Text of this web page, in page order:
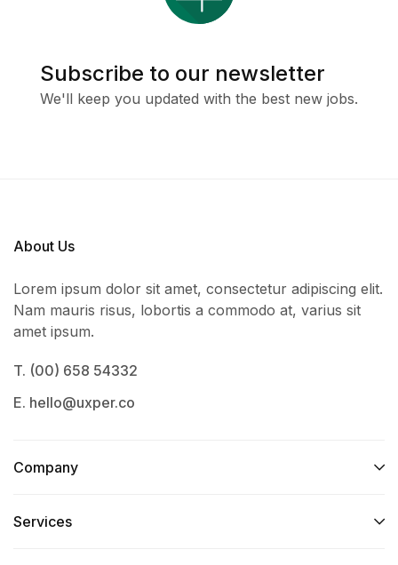
Subscribe to our newsletter
We'll keep you updated with the best new jobs.
About Us
Lorem ipsum dolor sit amet, consectetur adipiscing elit.
Nam mauris risus, lobortis a commodo at, varius sit
amet ipsum.
T. (00) 658 54332
E. hello@uxper.co
Company
Services​